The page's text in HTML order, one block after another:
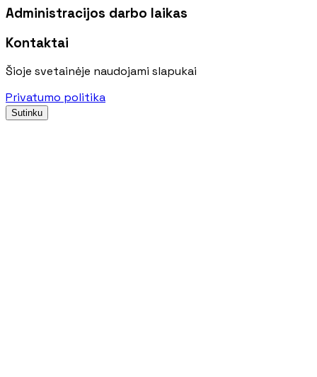
Administracijos darbo laikas
Kontaktai
Šioje svetainėje naudojami slapukai
Privatumo politika
Sutinku